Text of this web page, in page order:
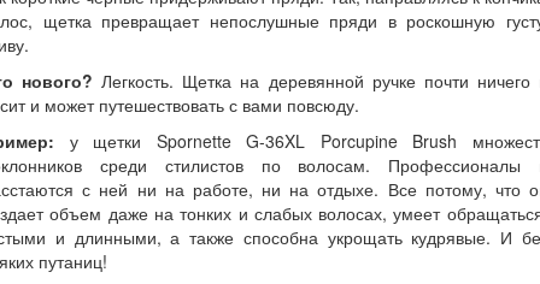
щетка превращает непослушные пряди в роскошную
нового? Легкость. Щетка на деревянной ручке почти ничего
и может путешествовать с вами повсюду.
у щетки Spornette G-36XL Porcupine Brush
среди стилистов по волосам. Профессионалы
с ней ни на работе, ни на отдыхе. Все потому, что
объем даже на тонких и слабых волосах, умеет
и длинными, а также способна укрощать кудрявые. И
путаниц!